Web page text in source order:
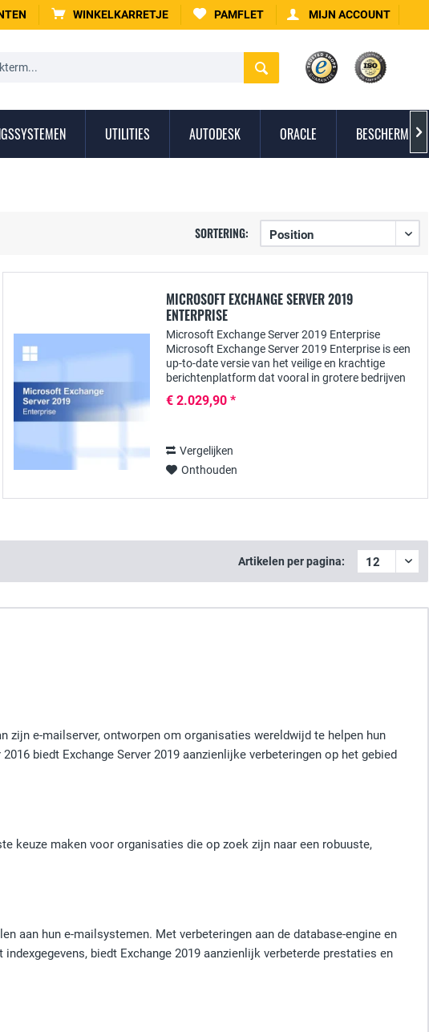
WINKELKARRETJE PAMFLET MIJN ACCOUNT
UTILITIES AUTODESK ORACLE 
SORTERING:
MICROSOFT EXCHANGE SERVER 2019
ENTERPRISE
Microsoft Exchange Server 2019 Enterprise
Microsoft Exchange Server 2019 Enterprise is een
up-to-date versie van het veilige en krachtige
berichtenplatform dat vooral in grotere bedrijven
€ 2.029,90 *
Vergelijken
Onthouden
Artikelen per pagina:
zijn e-mailserver, ontworpen om organisaties wereldwijd te helpen hun
biedt Exchange Server 2019 aanzienlijke verbeteringen op het gebied
keuze maken voor organisaties die op zoek zijn naar een robuuste,
aan hun e-mailsystemen. Met verbeteringen aan de database-engine en
biedt Exchange 2019 aanzienlijk verbeterde prestaties en